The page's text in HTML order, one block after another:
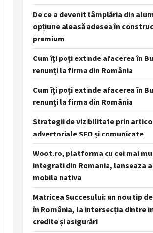
De ce a devenit tâmplăria din
opțiune aleasă adesea în
premium
Cum îți poți extinde afacerea în
renunți la firma din România
Cum îți poți extinde afacerea în
renunți la firma din România
Strategii de vizibilitate prin
advertoriale SEO și comunicate
Woot.ro, platforma cu cei mai
integrati din Romania, lanseaza
mobila nativa
Matricea Succesului: un nou tip
în România, la intersecția dintre
credite și asigurări